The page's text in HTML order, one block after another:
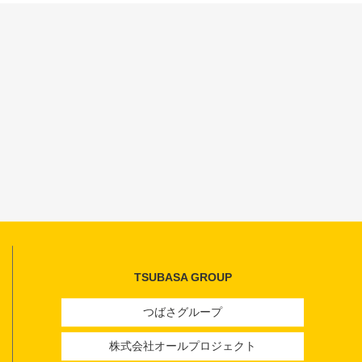
TSUBASA GROUP
つばさグループ
株式会社オールプロジェクト